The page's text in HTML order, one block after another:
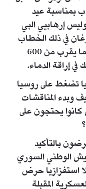
بمناسبة عيد
إرهابيي البي
في ذلك الخطاب
إن النظام والمنظمات الإرهابية ذبحت ما يقرب من 600
إراقة الدماء.
تضغط على روسيا
وبدء المناقشات
يحتجون على
بالتأكيد
الوطني السوري
استفزازيا حرض
المقبلة